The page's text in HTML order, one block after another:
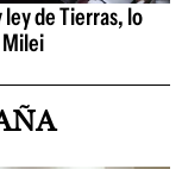
de Tierras, lo
Milei